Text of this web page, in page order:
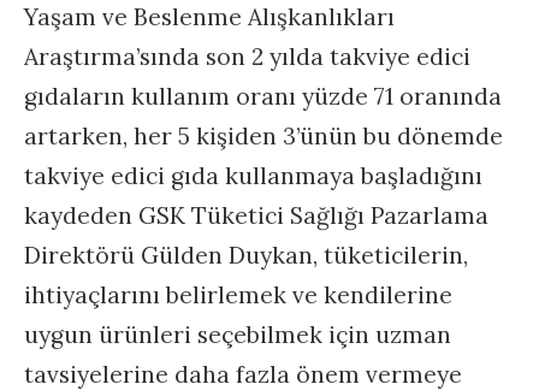
Yaşam ve Beslenme Alışkanlıkları
Araştırma’sında son 2 yılda takviye edici
gıdaların kullanım oranı yüzde 71 oranında
artarken, her 5 kişiden 3’ünün bu dönemde
takviye edici gıda kullanmaya başladığını
kaydeden GSK Tüketici Sağlığı Pazarlama
Direktörü Gülden Duykan, tüketicilerin,
ihtiyaçlarını belirlemek ve kendilerine
uygun ürünleri seçebilmek için uzman
tavsiyelerine daha fazla önem vermeye